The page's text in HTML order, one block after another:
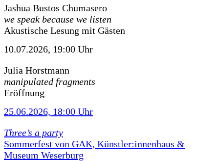
Jashua Bustos Chumasero
we speak because we listen
Akustische Lesung mit Gästen
10.07.2026, 19:00 Uhr
Julia Horstmann
manipulated fragments
Eröffnung
25.06.2026, 18:00 Uhr
Three’s a party
Sommerfest von GAK, Künstler:innenhaus &
Museum Weserburg